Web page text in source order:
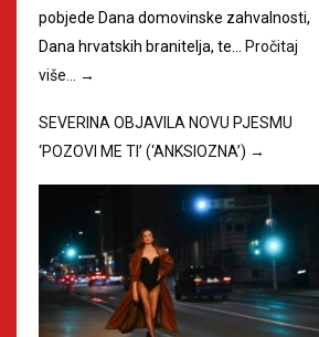
pobjede Dana domovinske zahvalnosti,
Dana hrvatskih branitelja, te… Pročitaj
više… →
SEVERINA OBJAVILA NOVU PJESMU
‘POZOVI ME TI’ (‘ANKSIOZNA’) →